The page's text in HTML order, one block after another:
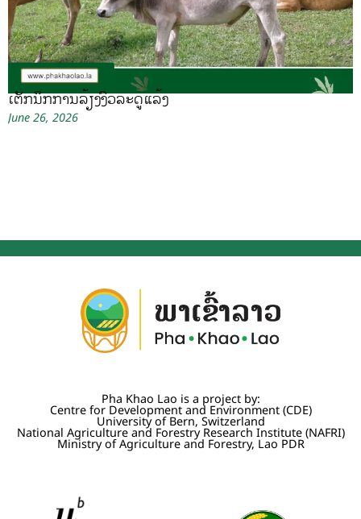
ເຕັກນິກການລ້ຽງງົວລະດູແລ້ງ
June 26, 2026
Pha Khao Lao is a project by:
Centre for Development and Environment (CDE)
University of Bern, Switzerland
National Agriculture and Forestry Research Institute (NAFRI)
Ministry of Agriculture and Forestry, Lao PDR